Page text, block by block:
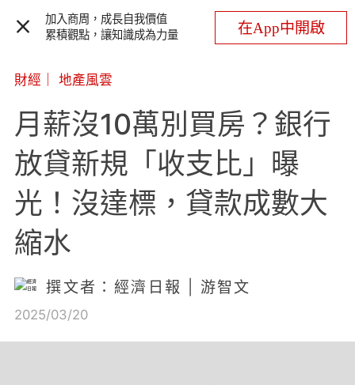
加入商周，成長自我價值
累積觀點，讓知識成為力量
在App中開啟
財經 地產風雲
月薪沒10萬別買房？銀行
放貸新規「收支比」曝
光！沒達標，貸款成數大
縮水
撰文者：經濟日報 | 游智文
2025/03/20